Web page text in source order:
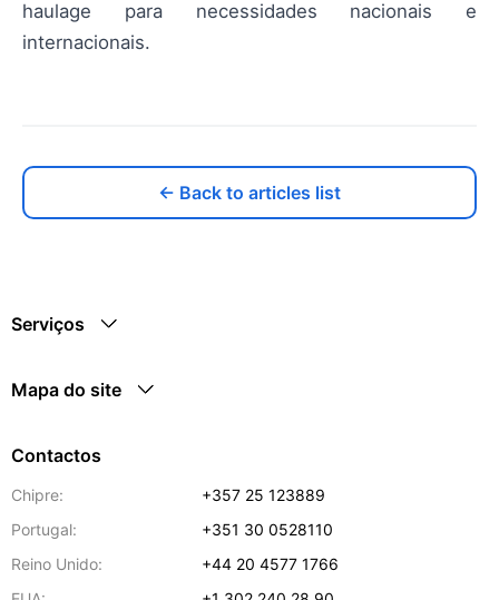
haulage para necessidades nacionais e
internacionais.
← Back to articles list
Serviços
Mapa do site
Contactos
Chipre:
+357 25 123889
Portugal:
+351 30 0528110
Reino Unido:
+44 20 4577 1766